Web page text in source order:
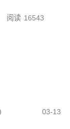
阅读 16543
03-13